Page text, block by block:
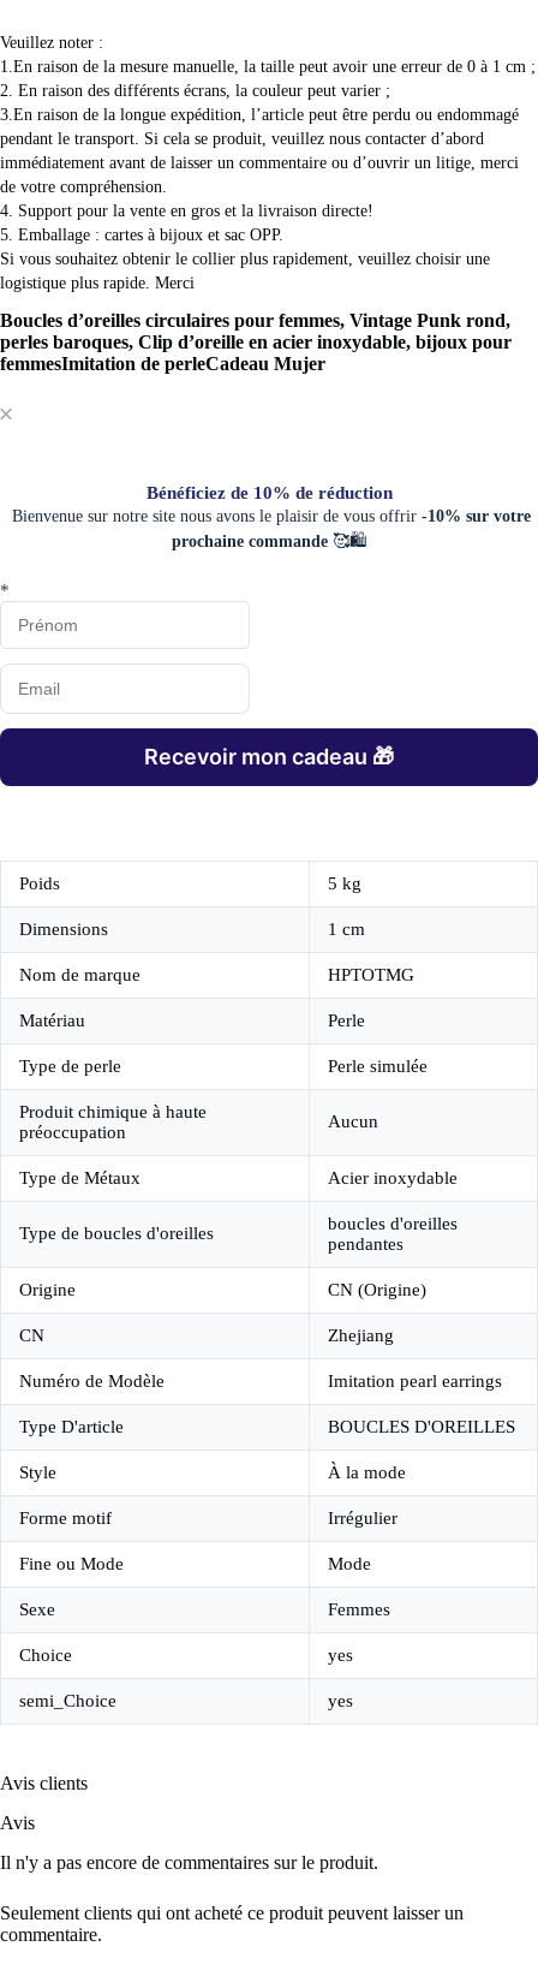
Veuillez noter :
1.En raison de la mesure manuelle, la taille peut avoir une erreur de 0 à 1 cm ;
2. En raison des différents écrans, la couleur peut varier ;
3.En raison de la longue expédition, l’article peut être perdu ou endommagé
pendant le transport. Si cela se produit, veuillez nous contacter d’abord
immédiatement avant de laisser un commentaire ou d’ouvrir un litige, merci
de votre compréhension.
4. Support pour la vente en gros et la livraison directe!
5. Emballage : cartes à bijoux et sac OPP.
Si vous souhaitez obtenir le collier plus rapidement, veuillez choisir une
logistique plus rapide. Merci
Boucles d’oreilles circulaires pour femmes, Vintage Punk rond,
perles baroques, Clip d’oreille en acier inoxydable, bijoux pour
femmesImitation de perleCadeau Mujer
Bénéficiez de 10% de réduction
Bienvenue sur notre site nous avons le plaisir de vous offrir -10% sur votre
prochaine commande 🥰🛍️
*
Recevoir mon cadeau 🎁
Poids 5 kg
Dimensions 1 cm
Nom de marque HPTOTMG
Matériau Perle
Type de perle Perle simulée
Produit chimique à haute
préoccupation
Aucun
Type de Métaux Acier inoxydable
Type de boucles d'oreilles
boucles d'oreilles
pendantes
Origine CN (Origine)
CN Zhejiang
Numéro de Modèle Imitation pearl earrings
Type D'article BOUCLES D'OREILLES
Style À la mode
Forme motif Irrégulier
Fine ou Mode Mode
Sexe Femmes
Choice yes
semi_Choice yes
Avis clients
Avis
Il n'y a pas encore de commentaires sur le produit.
Seulement clients qui ont acheté ce produit peuvent laisser un
commentaire.